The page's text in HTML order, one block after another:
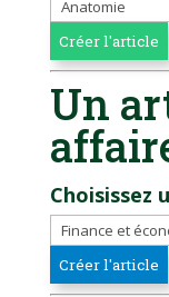
Un
Choisissez